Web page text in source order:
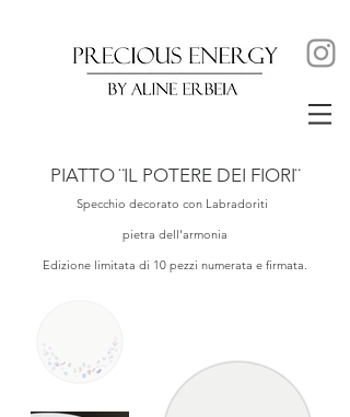
PIATTO ¨IL POTERE DEI FIORI¨
Specchio decorato con Labradoriti
pietra dell'armonia
Edizione limitata di 10 pezzi numerata e firmata.